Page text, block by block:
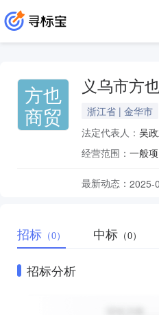
方也
商贸
义乌市方
浙江省 | 金华市
法定代表人： 吴
经营范围：
最新动态： 2025-
招标 （0） 中标 （0）
招标分析